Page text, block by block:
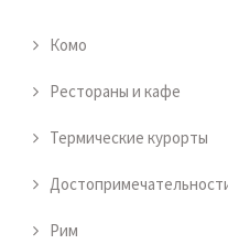
Комо
Рестораны и кафе
Термические курорты
Рим